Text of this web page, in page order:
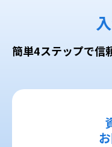
簡単4ステップで信